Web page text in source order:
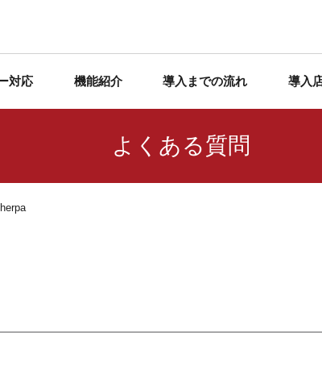
対応 機能紹介 導入までの流れ 導入
よくある質問